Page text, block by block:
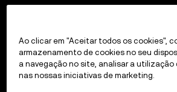
Ao clicar em "Aceitar todos os cookies",
armazenamento de cookies no seu
a navegação no site, analisar a utilização
nas nossas iniciativas de marketing.